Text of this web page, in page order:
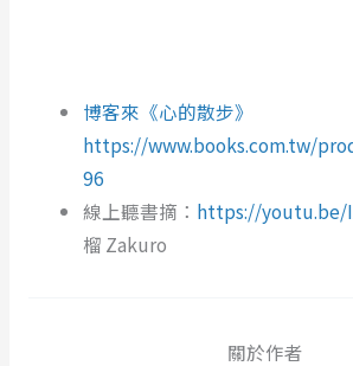
博客來《心的散步》
https://www.books.com.tw/
96
線上聽書摘： https://youtu.be/
榴 Zakuro
關於作者